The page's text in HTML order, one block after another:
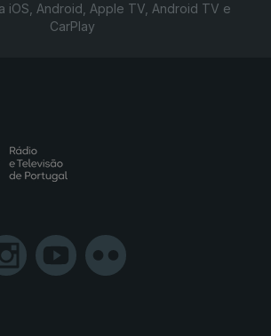
iOS, Android, Apple TV, Android TV e
CarPlay